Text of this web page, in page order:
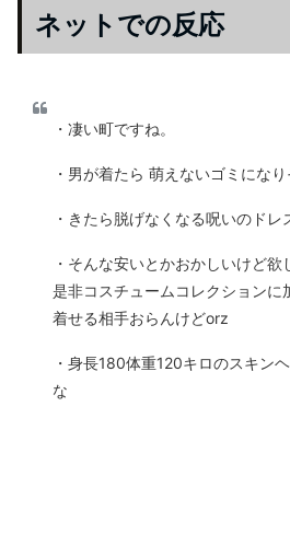
ネットでの反応
・凄い町ですね。
・男が着たら 萌えないゴミになり
・きたら脱げなくなる呪いのドレ
・そんな安いとかおかしいけど
是非コスチュームコレクション
着せる相手おらんけどorz
・身長180体重120キロのスキン
な